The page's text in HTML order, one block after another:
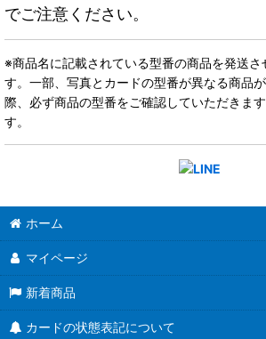
でご注意ください。
※商品名に記載されている型番の商品を発送さ
す。一部、写真とカードの型番が異なる商品
際、必ず商品の型番をご確認していただきま
す。
ホーム
マイページ
新着商品
カードの状態表記について